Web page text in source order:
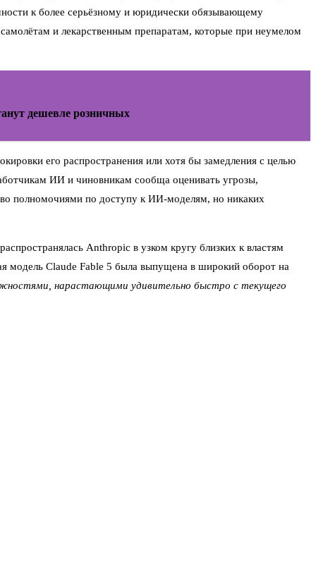
к более серьёзному и юридически обязывающему
и лекарственным препаратам, которые при неумелом
дешевле розничных
его распространения или хотя бы замедления с целью
ИИ и чиновникам сообща оценивать угрозы,
полномочиями по доступу к ИИ-моделям, но никаких
Anthropic в узком кругу близких к властям
модель Claude Fable 5 была выпущена в широкий оборот на
нарастающими удивительно быстро с текущего